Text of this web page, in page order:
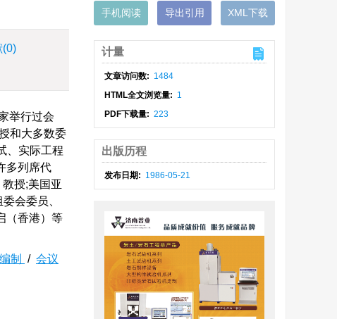
(0)
举行过会
和大多数委
、实际工程
多列席代
授;美国亚
会委员、
（香港）等
制 / 会议
手机阅读 导出引用 XML下载
计量
文章访问数: 1484
HTML全文浏览量: 1
PDF下载量: 223
出版历程
发布日期: 1986-05-21